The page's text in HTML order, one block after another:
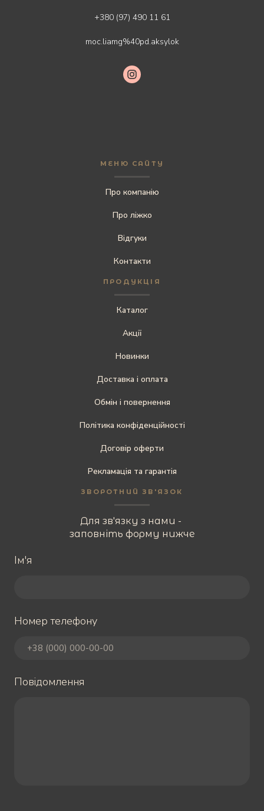
+380 (97) 490 11 61
moc.liamg%40pd.aksylok
МЕНЮ САЙТУ
Про компанію
Про ліжко
Відгуки
Контакти
ПРОДУКЦІЯ
Каталог
Акції
Новинки
Доставка і оплата
Обмін і повернення
Політика конфіденційності
Договір оферти
Рекламація та гарантія
ЗВОРОТНИЙ ЗВ'ЯЗОК
Для зв'язку з нами -
заповніть форму нижче
Ім'я
Номер телефону
Повідомлення